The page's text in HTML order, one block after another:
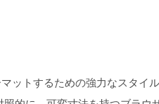
ットするための強力なスタイ